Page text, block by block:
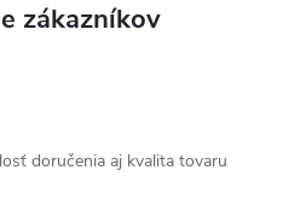
zákazníkov
doručenia aj kvalita tovaru